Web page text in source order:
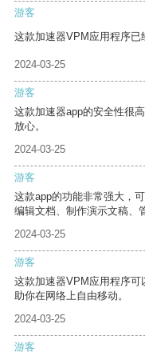
游客
这款加速器VPM应用程序已
2024-03-25
游客
这款加速器app的安全性很
放心。
2024-03-25
游客
这款app的功能非常强大，
编辑文档、制作演示文稿、
2024-03-25
游客
这款加速器VPM应用程序
助你在网络上自由移动。
2024-03-25
游客